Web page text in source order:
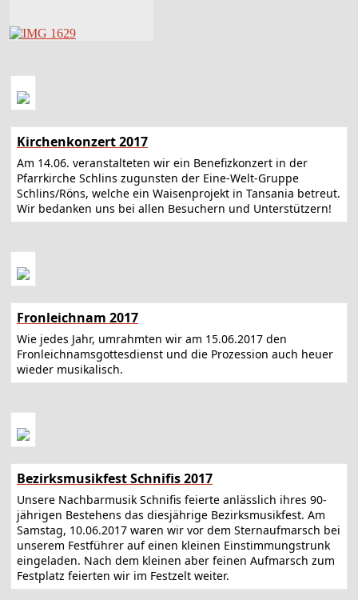
Kirchenkonzert 2017
Am 14.06. veranstalteten wir ein Benefizkonzert in der
Pfarrkirche Schlins zugunsten der Eine-Welt-Gruppe
Schlins/Röns, welche ein Waisenprojekt in Tansania betreut.
Wir bedanken uns bei allen Besuchern und Unterstützern!
Fronleichnam 2017
Wie jedes Jahr, umrahmten wir am 15.06.2017 den
Fronleichnamsgottesdienst und die Prozession auch heuer
wieder musikalisch.
Bezirksmusikfest Schnifis 2017
Unsere Nachbarmusik Schnifis feierte anlässlich ihres 90-
jährigen Bestehens das diesjährige Bezirksmusikfest. Am
Samstag, 10.06.2017 waren wir vor dem Sternaufmarsch bei
unserem Festführer auf einen kleinen Einstimmungstrunk
eingeladen. Nach dem kleinen aber feinen Aufmarsch zum
Festplatz feierten wir im Festzelt weiter.